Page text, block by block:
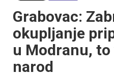
Grabovac:
okupljanje
u Modranu,
narod